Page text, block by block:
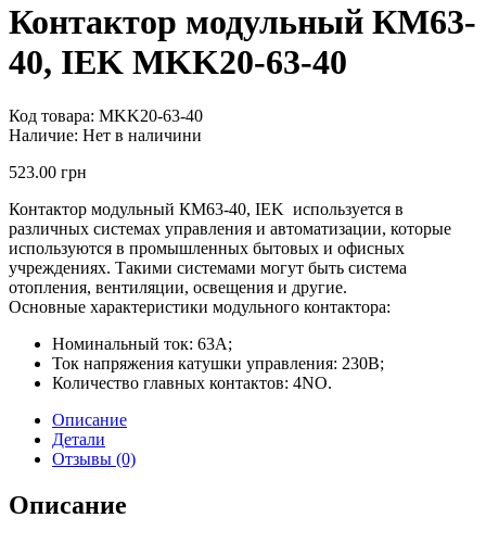
Контактор модульный КМ63-
40, IEK MKK20-63-40
Код товара: MKK20-63-40
Наличие: Нет в наличини
523.00 грн
Контактор модульный КМ63-40, IEK используется в
различных системах управления и автоматизации, которые
используются в промышленных бытовых и офисных
учреждениях. Такими системами могут быть система
отопления, вентиляции, освещения и другие.
Основные характеристики модульного контактора:
Номинальный ток: 63А;
Ток напряжения катушки управления: 230В;
Количество главных контактов: 4NO.
Описание
Детали
Отзывы (0)
Описание